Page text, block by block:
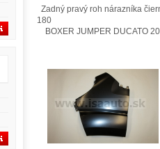
Zadný pravý roh nárazníka
180
BOXER JUMPER DUCATO